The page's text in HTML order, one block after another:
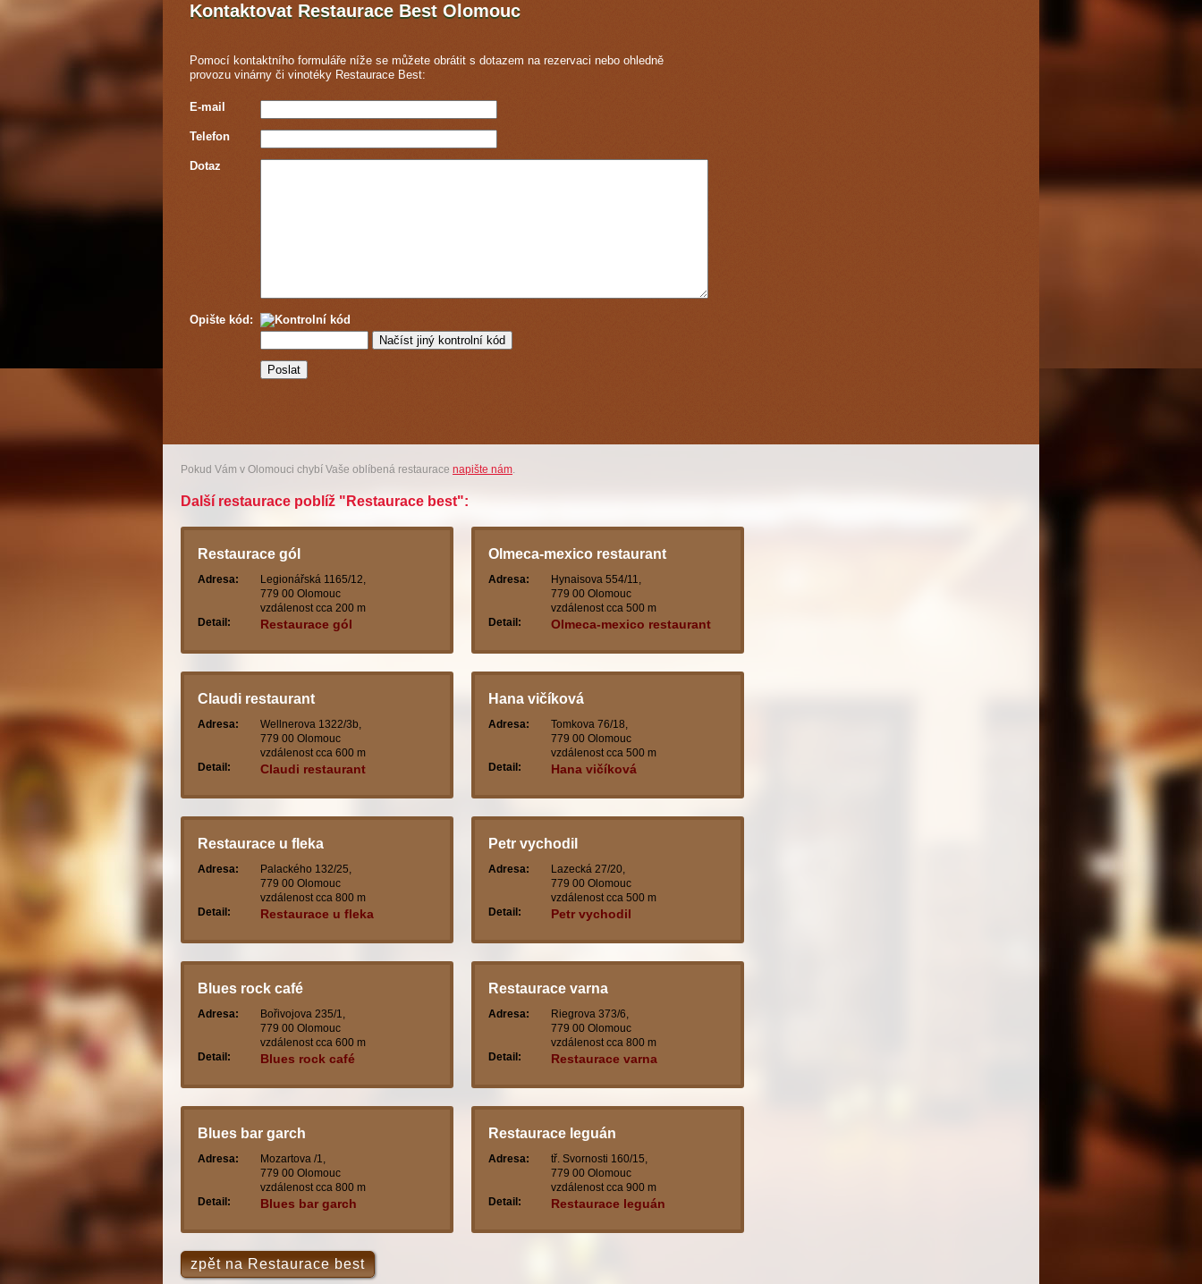
Kontaktovat Restaurace Best Olomouc
Pomocí kontaktního formuláře níže se můžete obrátit s dotazem na rezervaci nebo ohledně
provozu vinárny či vinotéky Restaurace Best:
E-mail
Telefon
Dotaz
Opište kód:
Pokud Vám v Olomouci chybí Vaše oblíbená restaurace napište nám.
Další restaurace poblíž "Restaurace best":
Restaurace gól
Adresa:
Legionářská 1165/12,
779 00 Olomouc
vzdálenost cca 200 m
Detail:
Restaurace gól
Olmeca-mexico restaurant
Adresa:
Hynaisova 554/11,
779 00 Olomouc
vzdálenost cca 500 m
Detail:
Olmeca-mexico restaurant
Claudi restaurant
Adresa:
Wellnerova 1322/3b,
779 00 Olomouc
vzdálenost cca 600 m
Detail:
Claudi restaurant
Hana vičíková
Adresa:
Tomkova 76/18,
779 00 Olomouc
vzdálenost cca 500 m
Detail:
Hana vičíková
Restaurace u fleka
Adresa:
Palackého 132/25,
779 00 Olomouc
vzdálenost cca 800 m
Detail:
Restaurace u fleka
Petr vychodil
Adresa:
Lazecká 27/20,
779 00 Olomouc
vzdálenost cca 500 m
Detail:
Petr vychodil
Blues rock café
Adresa:
Bořivojova 235/1,
779 00 Olomouc
vzdálenost cca 600 m
Detail:
Blues rock café
Restaurace varna
Adresa:
Riegrova 373/6,
779 00 Olomouc
vzdálenost cca 800 m
Detail:
Restaurace varna
Blues bar garch
Adresa:
Mozartova /1,
779 00 Olomouc
vzdálenost cca 800 m
Detail:
Blues bar garch
Restaurace leguán
Adresa:
tř. Svornosti 160/15,
779 00 Olomouc
vzdálenost cca 900 m
Detail:
Restaurace leguán
zpět na Restaurace best